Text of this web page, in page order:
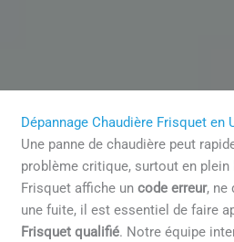
Dépannage Chaudière Frisquet en
Une panne de chaudière peut
problème critique, surtout en plein
Frisquet affiche uncode erreur, ne
une fuite, il est essentiel de faire
Frisquet qualifié. Notre équipe